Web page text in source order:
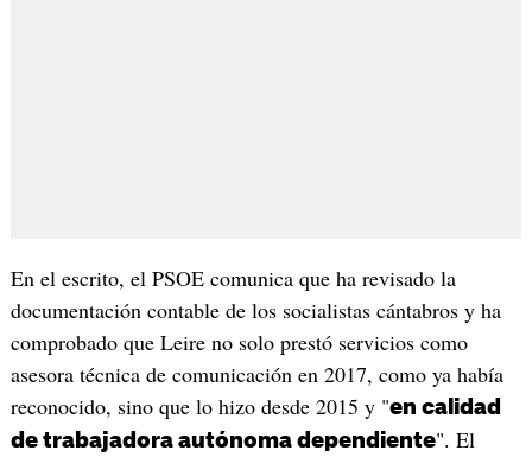
En el escrito, el PSOE comunica que ha revisado la
documentación contable de los socialistas cántabros y ha
comprobado que Leire no solo prestó servicios como
asesora técnica de comunicación en 2017, como ya había
reconocido, sino que lo hizo desde 2015 y "en calidad
de trabajadora autónoma dependiente". El